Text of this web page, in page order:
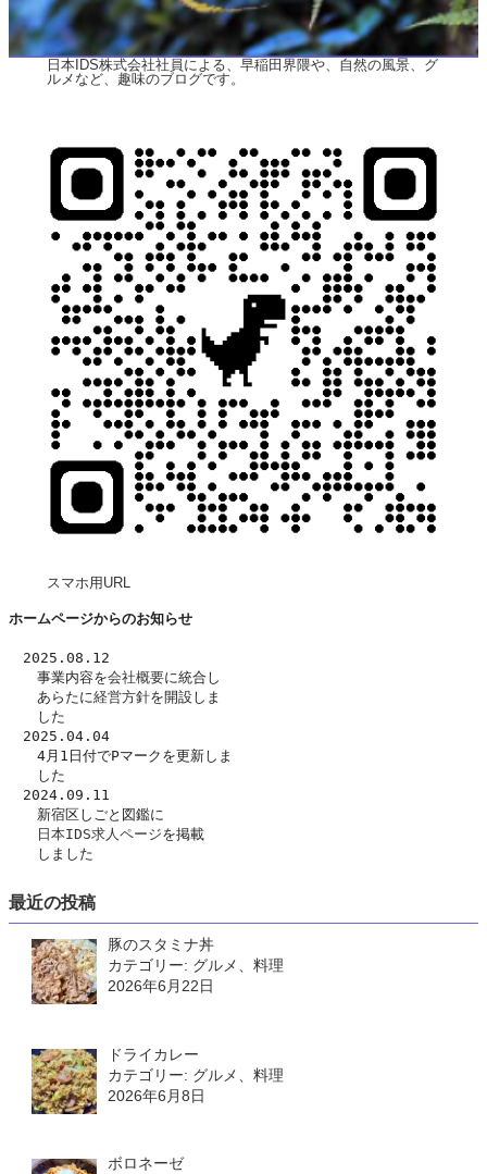
日本IDS株式会社社員による、早稲田界隈や、自然の風景、グ
ルメなど、趣味のブログです。
スマホ用URL
ホームページからのお知らせ
2025.08.12
事業内容を会社概要に統合し
あらたに経営方針を開設しま
した
2025.04.04
4月1日付でPマークを更新しま
した
2024.09.11
新宿区しごと図鑑に
日本IDS求人ページを掲載
しました
最近の投稿
豚のスタミナ丼
カテゴリー: グルメ、料理
2026年6月22日
ドライカレー
カテゴリー: グルメ、料理
2026年6月8日
ボロネーゼ